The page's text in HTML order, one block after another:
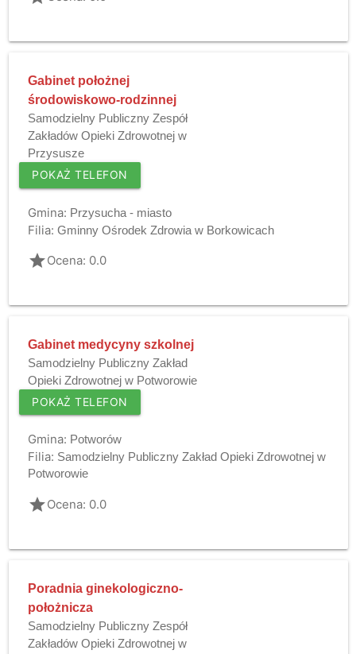
Gabinet położnej
środowiskowo-rodzinnej
Samodzielny Publiczny Zespół
Zakładów Opieki Zdrowotnej w
Przysusze
POKAŻ TELEFON
Gmina: Przysucha - miasto
Filia: Gminny Ośrodek Zdrowia w Borkowicach
gradeOcena: 0.0
Gabinet medycyny szkolnej
Samodzielny Publiczny Zakład
Opieki Zdrowotnej w Potworowie
POKAŻ TELEFON
Gmina: Potworów
Filia: Samodzielny Publiczny Zakład Opieki Zdrowotnej w
Potworowie
gradeOcena: 0.0
Poradnia ginekologiczno-
położnicza
Samodzielny Publiczny Zespół
Zakładów Opieki Zdrowotnej w